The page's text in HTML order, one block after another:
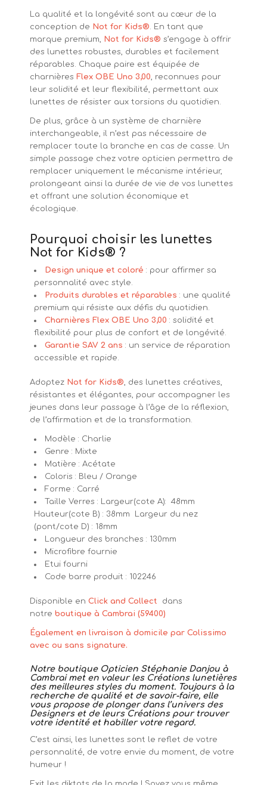
La qualité et la longévité sont au cœur de la
conception de Not for Kids® . En tant que
marque premium,
Not for Kids® s’engage à offrir
des lunettes robustes, durables et facilement
réparables. Chaque paire est équipée de
charnières Flex OBE Uno 3,00 , reconnues pour
leur solidité et leur flexibilité, permettant aux
lunettes de résister aux torsions du quotidien.
De plus, grâce à un système de charnière
interchangeable, il n’est pas nécessaire de
remplacer toute la branche en cas de casse. Un
simple passage chez votre opticien permettra de
remplacer uniquement le mécanisme intérieur,
prolongeant ainsi la durée de vie de vos lunettes
et offrant une solution économique et
écologique.
Pourquoi choisir les lunettes
Not for Kids® ?
Design unique et coloré : pour affirmer sa
personnalité avec style.
Produits durables et réparables : une qualité
premium qui résiste aux défis du quotidien.
Charnières Flex OBE Uno 3,00 : solidité et
flexibilité pour plus de confort et de longévité.
Garantie SAV 2 ans : un service de réparation
accessible et rapide.
Adoptez Not for Kids® , des lunettes créatives,
résistantes et élégantes, pour accompagner les
jeunes dans leur passage à l’âge de la réflexion,
de l’affirmation et de la transformation.
Modèle : Charlie
Genre : Mixte
Matière : Acétate
Coloris : Bleu / Orange
Forme : Carré
Taille Verres : Largeur(cote A): 48mm
Hauteur(cote B) : 38mm Largeur du nez
(pont/cote D) : 18mm
Longueur des branches : 130mm
Microfibre fournie
Etui fourni
Code barre produit : 102246
Disponible en Click and Collect dans
notre boutique à Cambrai (59400)
Également en livraison à domicile par Colissimo
avec ou sans signature.
Notre boutique Opticien Stéphanie Danjou à
Cambrai met en valeur les Créations lunetières
des meilleures styles du moment. Toujours à la
recherche de qualité et de savoir-faire, elle
vous propose de plonger dans l’univers des
Designers et de leurs Créations pour trouver
votre identité et habiller votre regard.
C’est ainsi, les lunettes sont le reflet de votre
personnalité, de votre envie du moment, de votre
humeur !